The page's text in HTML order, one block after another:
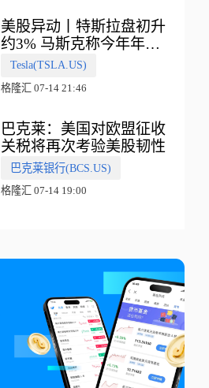
美股异动丨特斯拉盘初升
约3% 马斯克称今年年底
会有‘史诗级震撼’的演示
Tesla(TSLA.US)
格隆汇 07-14 21:46
巴克莱：美国对欧盟征收
关税将再次考验美股韧性
巴克莱银行(BCS.US)
格隆汇 07-14 19:00